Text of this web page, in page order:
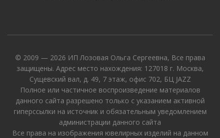
© 2009 — 2026 ИП Лозовая Ольга Сергеевна, Все права
защищены. Адрес место нахождения: 127018 г. Москва,
Сущевский вал, д. 49, 7 этаж, офис 702, БЦ JAZZ
Полное или частичное воспроизведение материалов
данного сайта разрешено только с указанием активной
гиперссылки на источник и обязательным уведомлением
администрации данного сайта
Все права на изображения ювелирных изделий на данном